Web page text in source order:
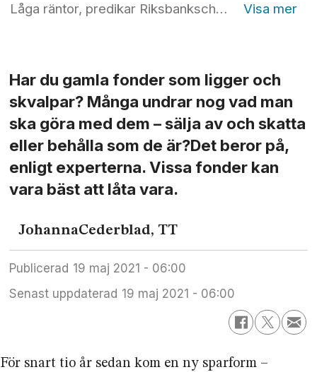
Låga räntor, predikar Riksbankschefen Stefan Ingves. Det ger dålig utveckling för räntefonderna. Men låt dem vara, flytta dem inte till ISK, råder experten. Foto: Janerik Henriksson/TT
Har du gamla fonder som ligger och
skvalpar? Många undrar nog vad man
ska göra med dem – sälja av och skatta
eller behålla som de är?Det beror på,
enligt experterna. Vissa fonder kan
vara bäst att låta vara.
JohannaCederblad, TT
Publicerad
19 maj 2021 - 06:00
Senast uppdaterad
19 maj 2021 - 06:00
För snart tio år sedan kom en ny sparform –